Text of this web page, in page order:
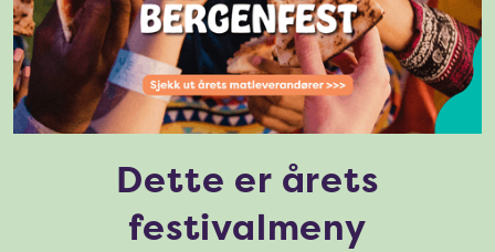
Dette er årets
festivalmeny